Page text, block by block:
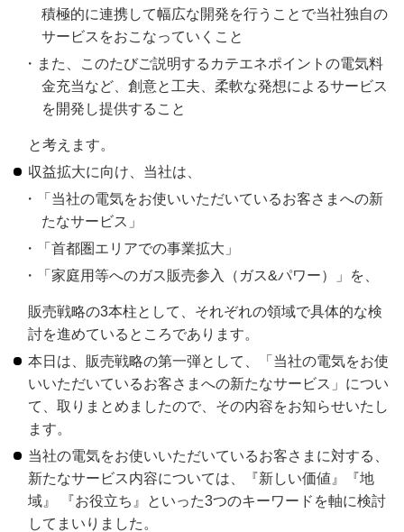
積極的に連携して幅広な開発を行うことで当社独自の
サービスをおこなっていくこと
また、このたびご説明するカテエネポイントの電気料
金充当など、創意と工夫、柔軟な発想によるサービス
を開発し提供すること
と考えます。
収益拡大に向け、当社は、
「当社の電気をお使いいただいているお客さまへの新
たなサービス」
「首都圏エリアでの事業拡大」
「家庭用等へのガス販売参入（ガス&パワー）」を、
販売戦略の3本柱として、それぞれの領域で具体的な検
討を進めているところであります。
本日は、販売戦略の第一弾として、「当社の電気をお使
いいただいているお客さまへの新たなサービス」につい
て、取りまとめましたので、その内容をお知らせいたし
ます。
当社の電気をお使いいただいているお客さまに対する、
新たなサービス内容については、『新しい価値』『地
域』 『お役立ち』といった3つのキーワードを軸に検討
してまいりました。